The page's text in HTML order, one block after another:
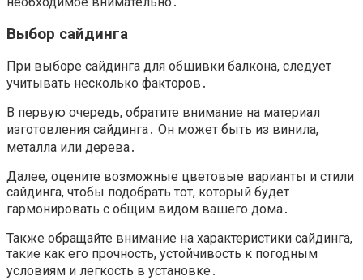
Выбор сайдинга
При выборе сайдинга для обшивки балкона, следует
учитывать несколько факторов․
В первую очередь, обратите внимание на материал
изготовления сайдинга․ Он может быть из винила,
металла или дерева․
Далее, оцените возможные цветовые варианты и стили
сайдинга, чтобы подобрать тот, который будет
гармонировать с общим видом вашего дома․
Также обращайте внимание на характеристики сайдинга,
такие как его прочность, устойчивость к погодным
условиям и легкость в установке․